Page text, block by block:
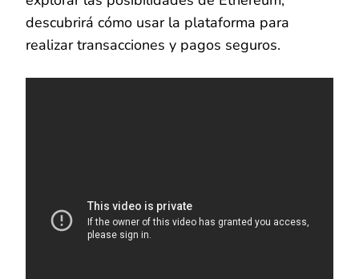
descubrirá cómo usar la plataforma para
realizar transacciones y pagos seguros.